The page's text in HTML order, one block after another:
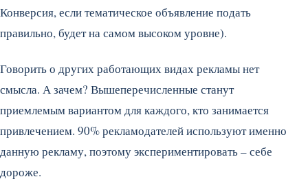
Конверсия, если тематическое объявление подать
правильно, будет на самом высоком уровне).
Говорить о других работающих видах рекламы нет
смысла. А зачем? Вышеперечисленные станут
приемлемым вариантом для каждого, кто занимается
привлечением. 90% рекламодателей используют именно
данную рекламу, поэтому экспериментировать – себе
дороже.